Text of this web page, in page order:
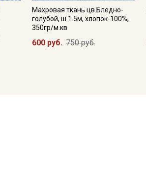
Махровая ткань цв.Бледно-
голубой, ш.1.5м, хлопок-100%,
350гр/м.кв
600 руб. 750 руб.